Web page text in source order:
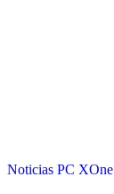
Noticias PC XOne